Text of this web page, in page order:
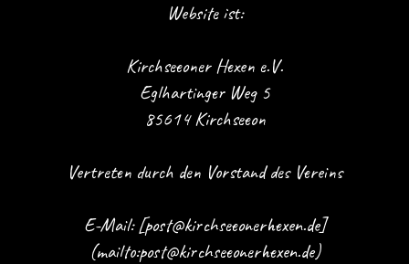
Website ist:
Kirchseeoner Hexen e.V.
Eglhartinger Weg 5
85614 Kirchseeon
Vertreten durch den Vorstand des Vereins
E-Mail: [post@kirchseeonerhexen.de]
(mailto:post@kirchseeonerhexen.de)